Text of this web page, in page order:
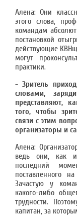
Алена: Они
этого слова,
командам
постановкой
действующие
могут
практики.
- Зритель
словами,
представляют,
того, чтобы
связи с этим
организаторы и
Алена:
ведь они, как
последний
поставленного
Зачастую у
какого-либо
трудности.
капитан, за